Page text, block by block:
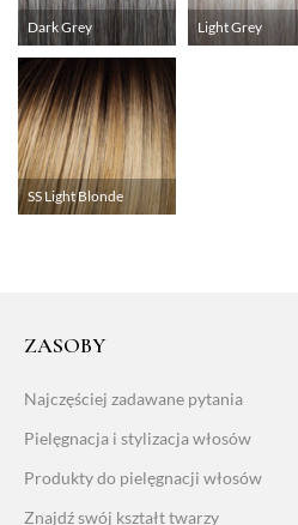
Dark Grey Light Grey
SS Light Blonde
ZASOBY
Najczęściej zadawane pytania
Pielęgnacja i stylizacja włosów
Produkty do pielęgnacji włosów
Znajdź swój kształt twarzy